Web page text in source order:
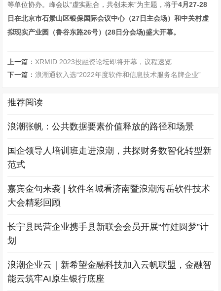
等单位协办。峰会以“虚实融合，共创未来”为主题，将于4月27-28
日在北京市石景山区银保国际会议中心（27日主会场）和中关村虚
拟现实产业园（鲁谷东路26号）(28日分会场)盛大开幕。
上一篇： XRMID 2023投融资论坛即将开幕，议程速览
下一篇：浪潮通软入选“2022年度软件和信息技术服务名牌企业”
推荐阅读
浪潮张帆：公共数据要素价值释放的路径和场景
国企领导人培训班走进浪潮，共探财务数智化转型新
范式
嘉宾金句来袭 | 软件名城看济南暨浪潮海岳软件技术
大会精彩回顾
长宁县民营企业携手县新联会会员开展“竹娃圆梦”计
划
浪潮企业云｜新希望金融科技加入云帆联盟，金融智
能云筑牢AI原生银行底座